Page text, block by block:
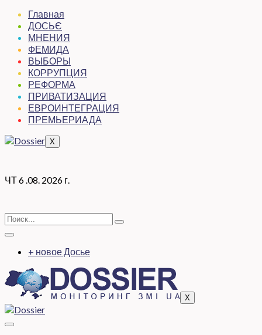
Главная
ДОСЬЄ
МНЕНИЯ
ФЕМИДА
ВЫБОРЫ
КОРРУПЦИЯ
РЕФОРМА
ПРИВАТИЗАЦИЯ
ЕВРОИНТЕГРАЦИЯ
ПРЕМЬЕРИАДА
X
ЧТ 6 .08. 2026 г.
+ новое Досье
X